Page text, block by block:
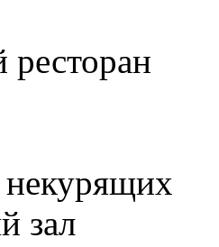
зал